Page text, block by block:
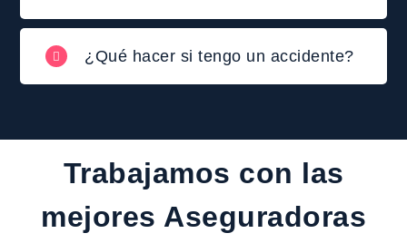
¿Qué hacer si tengo un accidente?
Trabajamos con las
mejores Aseguradoras